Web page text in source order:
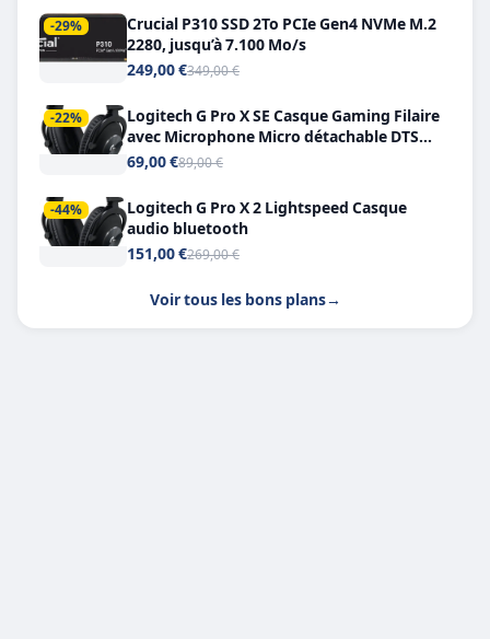
-29%
Crucial P310 SSD 2To PCIe Gen4 NVMe M.2
2280, jusqu’à 7.100 Mo/s
249,00 €349,00 €
-22%
Logitech G Pro X SE Casque Gaming Filaire
avec Microphone Micro détachable DTS
Headphone X 7.1
69,00 €89,00 €
-44%
Logitech G Pro X 2 Lightspeed Casque
audio bluetooth
151,00 €269,00 €
Voir tous les bons plans→